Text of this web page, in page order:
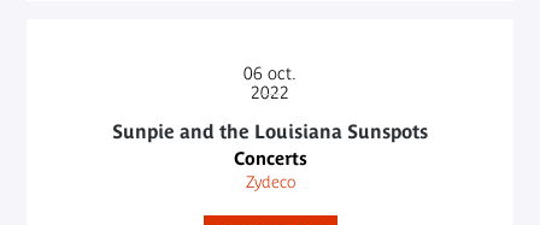
06 oct.
2022
Sunpie and the Louisiana Sunspots
Concerts
Zydeco